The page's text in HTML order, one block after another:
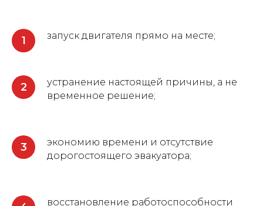
запуск двигателя прямо на месте;
устранение настоящей причины, а не
временное решение;
экономию времени и отсутствие
дорогостоящего эвакуатора;
восстановление работоспособности